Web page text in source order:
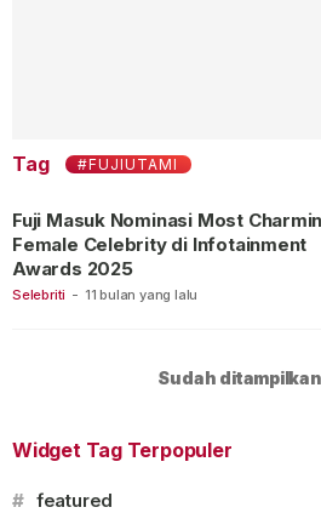
Tag #FUJIUTAMI
Selebriti - 11 bulan yang lalu
Fuji Masuk Nominasi Most
Female Celebrity di Infotainment
Awards 2025
Sudah
Widget Tag Terpopuler
# featured